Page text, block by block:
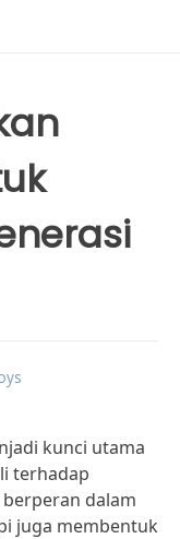
kunci utama
terhadap
dalam
juga membentuk